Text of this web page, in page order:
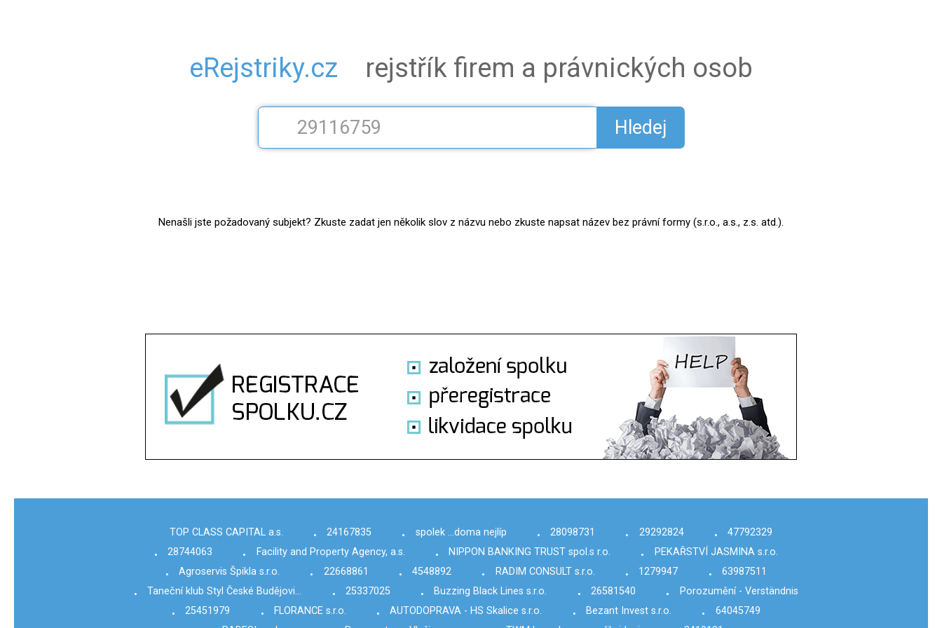
eRejstriky.cz rejstřík firem a právnických osob
Hledej
Nenašli jste požadovaný subjekt? Zkuste zadat jen několik slov z názvu nebo zkuste napsat název bez právní formy (s.r.o., a.s., z.s. atd.).
TOP CLASS CAPITAL a.s. • 24167835 • spolek ...doma nejlíp • 28098731 • 29292824 •
47792329
•
28744063 • Facility and Property Agency, a.s. • NIPPON BANKING TRUST spol.s r.o. •
PEKAŘSTVÍ JASMINA s.r.o.
•
Agroservis Špikla s.r.o. • 22668861 • 4548892 • RADIM CONSULT s.r.o. • 1279947 •
63987511
•
Taneční klub Styl České Budějovi… • 25337025 • Buzzing Black Lines s.r.o. • 26581540 •
Porozumění - Verständnis
•
25451979 • FLORANCE s.r.o. • AUTODOPRAVA - HS Skalice s.r.o. • Bezant Invest s.r.o. •
64045749